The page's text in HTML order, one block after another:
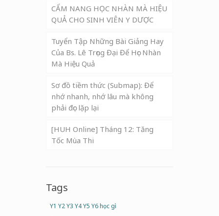
CẨM NANG HỌC NHÀN MÀ HIỆU
QUẢ CHO SINH VIÊN Y DƯỢC
Tuyển Tập Những Bài Giảng Hay
Của Bs. Lê Trọng Đại Để Học Nhàn
Mà Hiệu Quả
Sơ đồ tiềm thức (Submap): Để
nhớ nhanh, nhớ lâu mà không
phải đọc lặp lại
[HUH Online] Tháng 12: Tăng
Tốc Mùa Thi
Tags
Y1 Y2 Y3 Y4 Y5 Y6 học gì